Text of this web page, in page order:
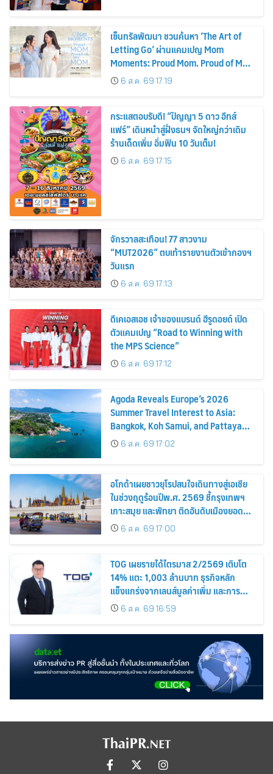
เซ็นทรัลพัฒนา ชวนค้นหา ‘The Art of
Letting Go’ ผ่านแคมเปญ Mom
Moments: Proud Mom. Proud of My
Mom.6 ส.ค. 69 17:19
กระแสตอบรับดี! “ปัญญา 5 ดาว อีทส์
แฟร์” เดินหน้าสู่ฝั่งธนฯ จัดใหญ่กว่าเดิม
ร้านเด็ดเพิ่ม อิ่มฟิน 10 วันเต็ม!
6 ส.ค. 69 17:15
จักรวาลสะเทือน! 77 สาวงาม
“MUT2026” ตบเท้ารายงานตัวเข้ากองฯ
วันแรก
6 ส.ค. 69 17:13
ดีเคเอสเอช เจ้าของแบรนด์ ฮีรูดอยด์ เปิด
ตัวแคมเปญ “Road to Winning with
the MPS Science”
6 ส.ค. 69 17:12
Agoda Reveals Europe’s 2026
Summer Travel Interest to Asia:
Bangkok, Koh Samui, and Pattaya
Among the Top Cities
6 ส.ค. 69 17:02
อโกด้าเผยชาวยุโรปสนใจเดินทางสู่เอเชีย
ในช่วงฤดูร้อนปีพ.ศ. 2569 ชี้กรุงเทพฯ
เกาะสมุย และพัทยา ติดอันดับเมืองยอด
นิยม6 ส.ค. 69 17:00
TOG เผยรายได้ไตรมาส 2/2569 เติบโต
14% แตะ 1,003 ล้านบาท ธุรกิจหลัก
แข็งแกร่งจากเลนส์มูลค่าเพิ่ม และการ
ขยายตลาดต่างประเทศ พร้อมเดินหน้า
ลงทุนเพื่อการเติบโตระยะยาว
6 ส.ค. 69 16:59